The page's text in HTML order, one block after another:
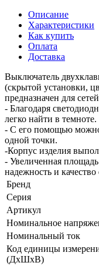
Описание
Характеристики
Как купить
Оплата
Доставка
Выключатель
(скрытой установки,
предназначен для
- Благодаря
легко найти в темноте.
- С его помощью можно
одной точки.
-Корпус изделия
- Увеличенная
надежность и
Бренд
Серия
Артикул
Номинальное
Номинальный ток
Код единицы
(ДхШхВ)